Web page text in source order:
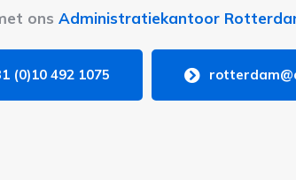
ons Administratiekantoor
(0)10 492 1075